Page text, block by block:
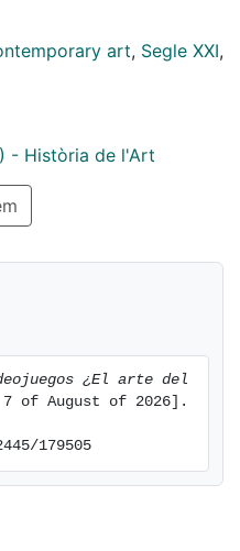
contra de dicha
para ver en qué punto
la actualidad respecto a
las conclusiones
para analizar las
a la pregunta que da
videojuegos el nuevo
que el videojuego es
reclamar un
de Historia del Arte?
art, Segle XXI,
- Història de l'Art
¿El arte del
of August of 2026].
179505